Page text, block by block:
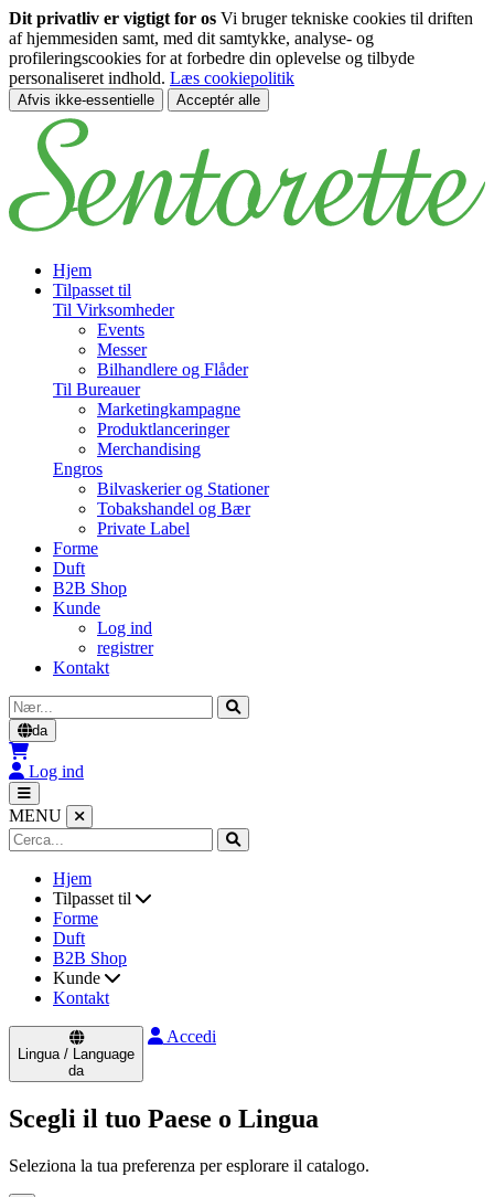
Dit privatliv er vigtigt for os Vi bruger tekniske cookies til driften
af hjemmesiden samt, med dit samtykke, analyse- og
profileringscookies for at forbedre din oplevelse og tilbyde
personaliseret indhold. Læs cookiepolitik
Afvis ikke-essentielle Acceptér alle
Spring til hovedindhold
Hjem
Tilpasset til
Til Virksomheder
Events
Messer
Bilhandlere og Flåder
Til Bureauer
Marketingkampagne
Produktlanceringer
Merchandising
Engros
Bilvaskerier og Stationer
Tobakshandel og Bær
Private Label
Forme
Duft
B2B Shop
Kunde
Log ind
registrer
Kontakt
Cerca
da
Log ind
MENU
Hjem
Tilpasset til
Forme
Duft
B2B Shop
Kunde
Kontakt
Lingua / Language
da
Accedi
Scegli il tuo Paese o Lingua
Seleziona la tua preferenza per esplorare il catalogo.